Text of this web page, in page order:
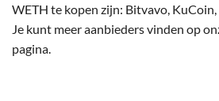
WETH te kopen zijn: Bitvavo,
Je kunt meer aanbieders vinden op
pagina.